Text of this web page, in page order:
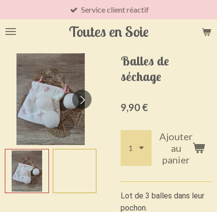
au
contenu
Toutes en Soie
Service client réactif
Balles de
séchage
9,90 €
Ajouter
au
panier
Lot de 3 balles dans leur
pochon.